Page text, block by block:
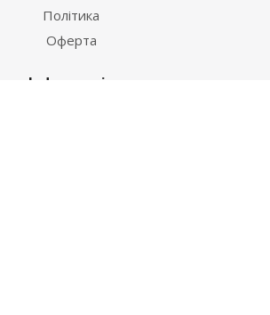
Політика
Оферта
Інформація